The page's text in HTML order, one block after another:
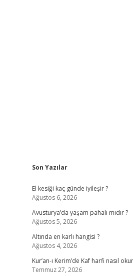
Sidebar
Son Yazılar
El kesiği kaç günde iyileşir ?
Ağustos 6, 2026
Avusturya’da yaşam pahalı mıdır ?
Ağustos 5, 2026
Altında en karlı hangisi ?
Ağustos 4, 2026
Kur’an-ı Kerim’de Kaf harfi nasıl
Temmuz 27, 2026
ilbet giriş